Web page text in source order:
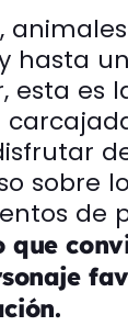
hasta
esta es
sobre
de
que